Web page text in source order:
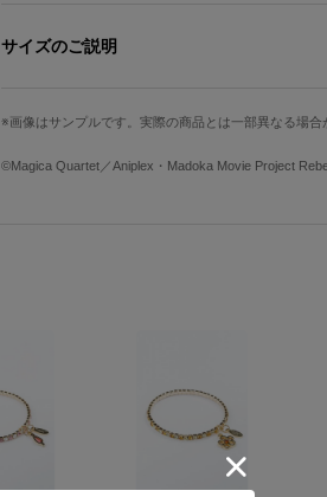
ピュアホワイトがガーリーな印象を与えてくれ
ワンポイントとして、背中の羽をオリジナル
※画像はサンプルです。実際の商品とは一部異
予めご了承ください。
※着用モデルの身長は162cmです。 原産国／中
サイズのご説明
サイズ 高さ 幅 奥
Free 20cm 28cm
画像はサンプルです。実際の商品とは一部異なる場合
©Magica Quartet／Aniplex・Madoka Movie Project